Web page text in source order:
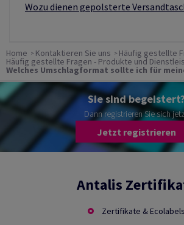
Wozu dienen gepolsterte
Home Kontaktieren Sie uns Häufig gestellte
Häufig gestellte Fragen - Produkte und
Welches Umschlagformat sollte ich für
Sie sind begeistert?
Dann registrieren Sie sich
Jetzt registrieren
Antalis
Zertifikate & Ecolabels